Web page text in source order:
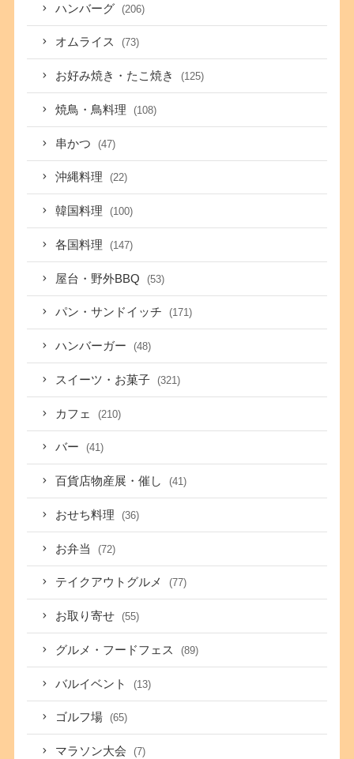
ハンバーグ (206)
オムライス (73)
お好み焼き・たこ焼き (125)
焼鳥・鳥料理 (108)
串かつ (47)
沖縄料理 (22)
韓国料理 (100)
各国料理 (147)
屋台・野外BBQ (53)
パン・サンドイッチ (171)
ハンバーガー (48)
スイーツ・お菓子 (321)
カフェ (210)
バー (41)
百貨店物産展・催し (41)
おせち料理 (36)
お弁当 (72)
テイクアウトグルメ (77)
お取り寄せ (55)
グルメ・フードフェス (89)
バルイベント (13)
ゴルフ場 (65)
マラソン大会 (7)